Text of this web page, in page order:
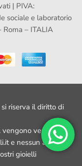
| PIVA:
sociale e laboratorio
– ITALIA
riserva il diritto di
vengono venduti
e nessun altro sito
gioielli